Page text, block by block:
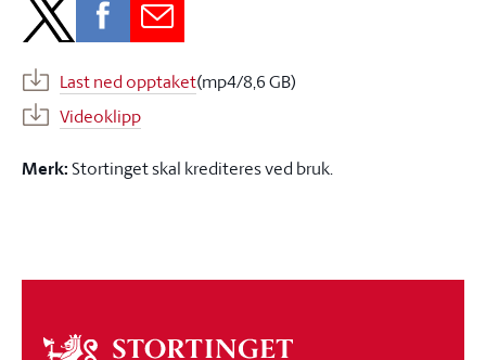
Last ned opptaket(mp4/8,6 GB)
Videoklipp
Merk:Stortinget skal krediteres ved bruk.
Om